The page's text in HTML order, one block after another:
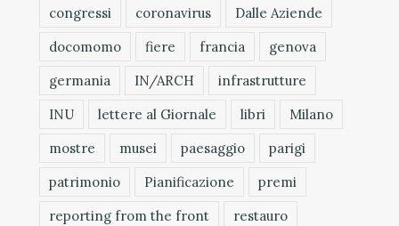
congressi
coronavirus
Dalle Aziende
docomomo
fiere francia
genova
germania
IN/ARCH
infrastrutture
INU
lettere al Giornale libri
Milano
mostre
musei paesaggio
parigi
patrimonio
Pianificazione
premi
reporting from the front
restauro